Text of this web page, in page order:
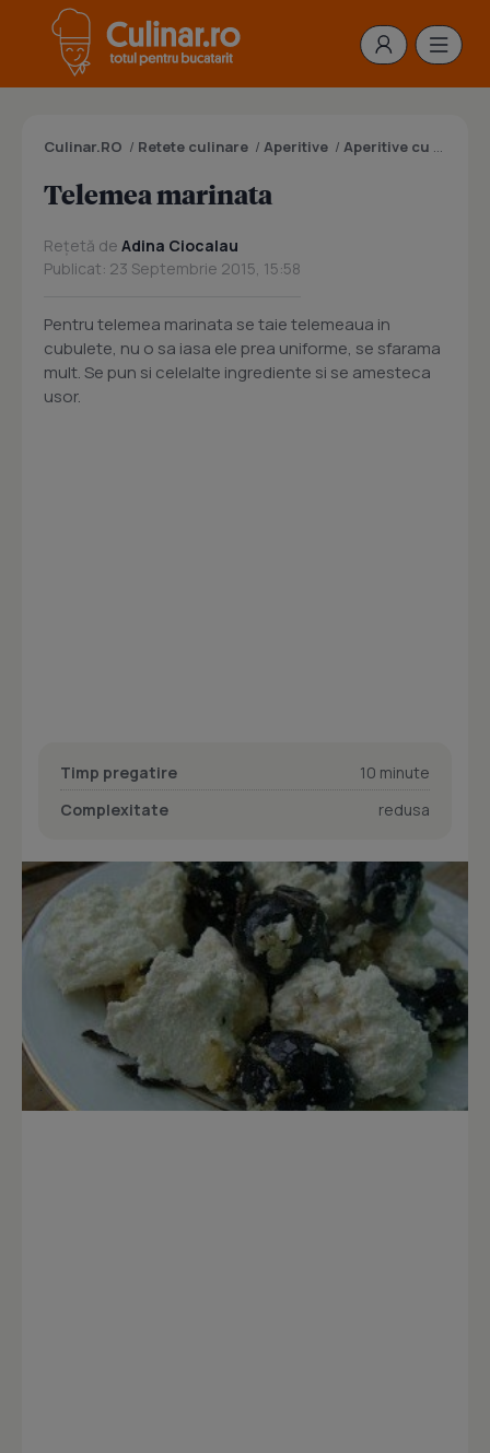
Culinar.RO / Retete culinare / Aperitive / Aperitive cu branza
Telemea marinata
Rețetă de Adina Ciocalau
Publicat: 23 Septembrie 2015, 15:58
Pentru telemea marinata se taie telemeaua in
cubulete, nu o sa iasa ele prea uniforme, se sfarama
mult. Se pun si celelalte ingrediente si se amesteca
usor.
Timp pregatire
10 minute
Complexitate
redusa